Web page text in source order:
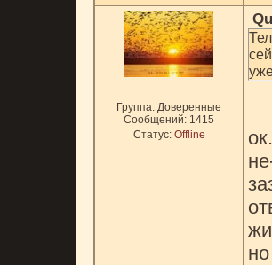
Группа: Доверенные
Сообщений: 1415
Статус: Offline
ок.